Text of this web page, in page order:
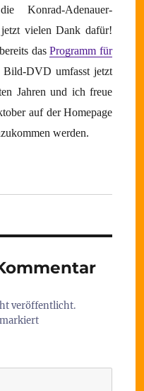
Konrad-Adenauer-
vielen Dank dafür!
dasProgramm für
Bild-DVD umfasst jetzt
Jahren und ich freue
auf der Homepage
werden.
veröffentlicht.